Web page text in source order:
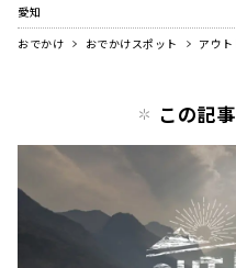
愛知
おでかけ
おでかけスポット アウト
この記